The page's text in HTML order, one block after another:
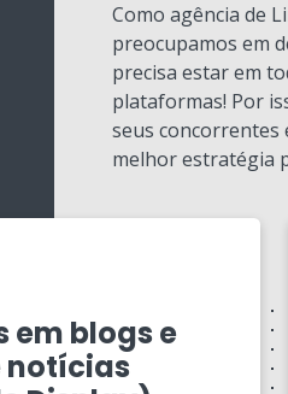
Como agência de
preocupamos em
precisa estar em
plataformas! Por
seus concorrentes
melhor estratégia
em blogs e
notícias